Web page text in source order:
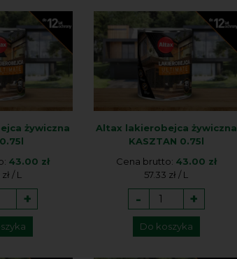
żywiczna
43.00 zł
/ L
+
Altax lakierobejca żywiczna
KASZTAN 0.75l
Cena brutto: 43.00 zł
57.33 zł / L
- +
Do koszyka